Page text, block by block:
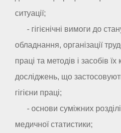
ситуації;
- гігієнічні вимоги до
обладнання, організації
праці та методів і засобів
досліджень, що
гігієни праці;
- основи суміжних
медичної статистики;